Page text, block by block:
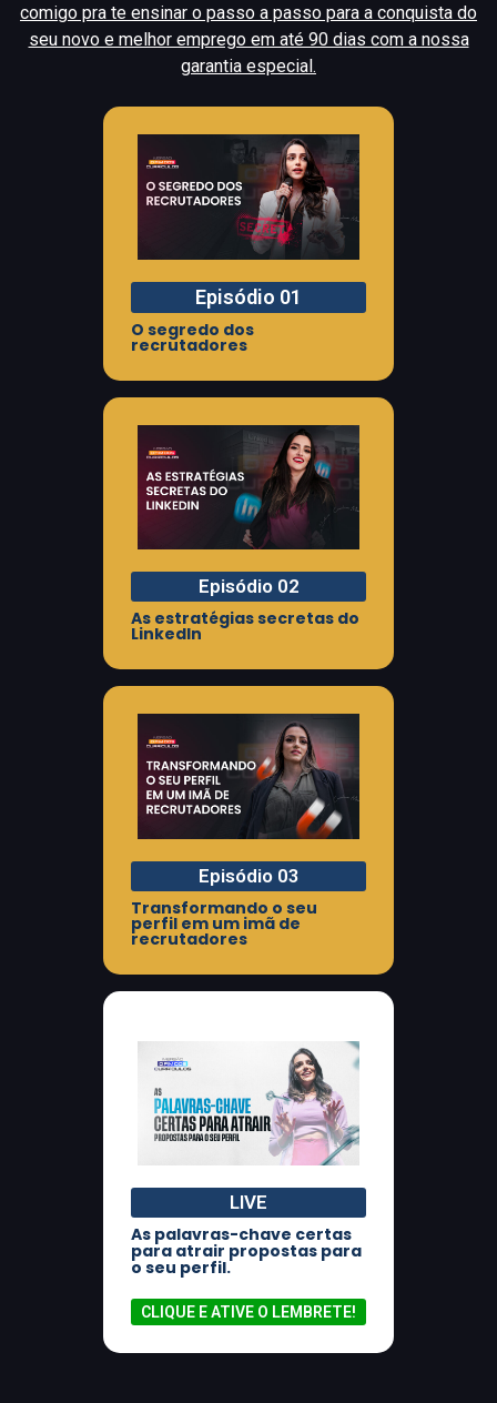
comigo pra te ensinar o passo a passo para a conquista do
seu novo e melhor emprego em até 90 dias com a nossa
garantia especial.
Episódio 01
O segredo dos
recrutadores
Episódio 02
As estratégias secretas do
LinkedIn
Episódio 03
Transformando o seu
perfil em um imã de
recrutadores
LIVE
As palavras-chave certas
para atrair propostas para
o seu perfil.
CLIQUE E ATIVE O LEMBRETE!